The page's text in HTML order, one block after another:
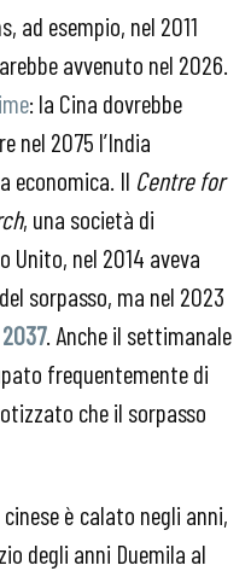
ad esempio, nel 2011
avvenuto nel 2026.
: la Cina dovrebbe
nel 2075 l’India
economica. Il Centre for
, una società di
Unito, nel 2014 aveva
sorpasso, ma nel 2023
2037. Anche il settimanale
frequentemente di
che il sorpasso
è calato negli anni,
degli anni Duemila al